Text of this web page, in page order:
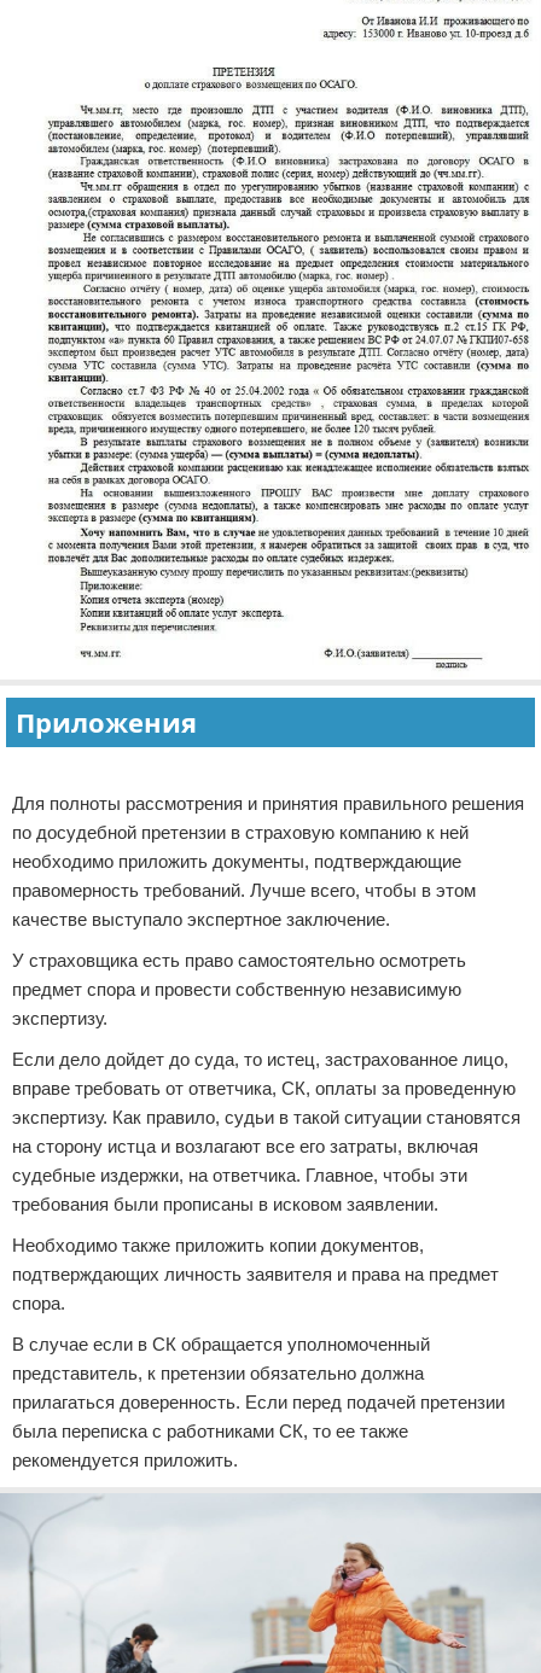
Приложения
Для полноты рассмотрения и принятия правильного решения
по досудебной претензии в страховую компанию к ней
необходимо приложить документы, подтверждающие
правомерность требований. Лучше всего, чтобы в этом
качестве выступало экспертное заключение.
У страховщика есть право самостоятельно осмотреть
предмет спора и провести собственную независимую
экспертизу.
Если дело дойдет до суда, то истец, застрахованное лицо,
вправе требовать от ответчика, СК, оплаты за проведенную
экспертизу. Как правило, судьи в такой ситуации становятся
на сторону истца и возлагают все его затраты, включая
судебные издержки, на ответчика. Главное, чтобы эти
требования были прописаны в исковом заявлении.
Необходимо также приложить копии документов,
подтверждающих личность заявителя и права на предмет
спора.
В случае если в СК обращается уполномоченный
представитель, к претензии обязательно должна
прилагаться доверенность. Если перед подачей претензии
была переписка с работниками СК, то ее также
рекомендуется приложить.